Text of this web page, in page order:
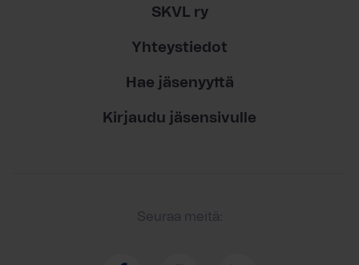
SKVL ry
Yhteystiedot
Hae jäsenyyttä
Kirjaudu jäsensivulle
Seuraa meitä: